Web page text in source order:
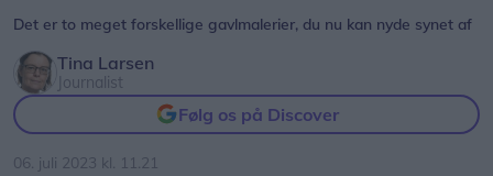
Det er to meget forskellige gavlmalerier, du nu kan nyde synet af
Tina Larsen
Journalist
Følg os på Discover
06. juli 2023 kl. 11.21